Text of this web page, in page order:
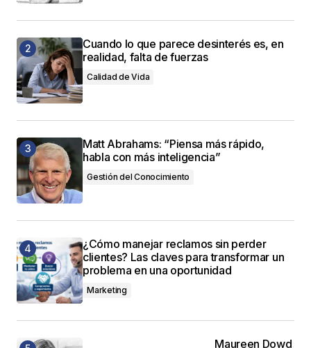
Cuando lo que parece desinterés es, en
realidad, falta de fuerzas
Calidad de Vida
Matt Abrahams: “Piensa más rápido,
habla con más inteligencia”
Gestión del Conocimiento
¿Cómo manejar reclamos sin perder
clientes? Las claves para transformar un
problema en una oportunidad
Marketing
Maureen Dowd